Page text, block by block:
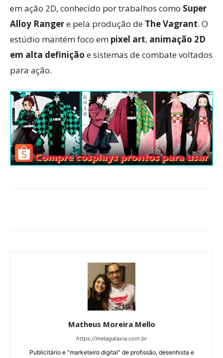
em ação 2D, conhecido por trabalhos como Super
Alloy Rangere pela produção de The Vagrant. O
estúdio mantém foco em pixel art, animação 2D
em alta definição e sistemas de combate voltados
para ação.
Matheus Moreira Mello
https://metagalaxia.com.br
Publicitário e "marketeiro digital" de profissão, desenhista e